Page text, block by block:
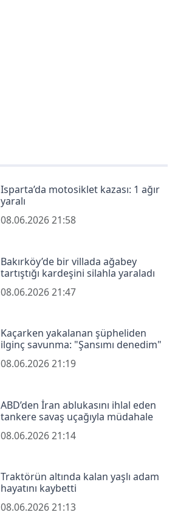
Isparta’da motosiklet kazası: 1 ağır
yaralı
08.06.2026 21:58
Bakırköy’de bir villada ağabey
tartıştığı kardeşini silahla yaraladı
08.06.2026 21:47
Kaçarken yakalanan şüpheliden
ilginç savunma: "Şansımı denedim"
08.06.2026 21:19
ABD’den İran ablukasını ihlal eden
tankere savaş uçağıyla müdahale
08.06.2026 21:14
Traktörün altında kalan yaşlı adam
hayatını kaybetti
08.06.2026 21:13